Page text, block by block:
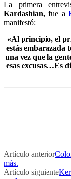
La primera
Kardashian, fue a
manifestó:
«Al principio, el
estás embarazada
una vez que la
esas excusas…Es
Artículo anterior
más.
Artículo siguiente